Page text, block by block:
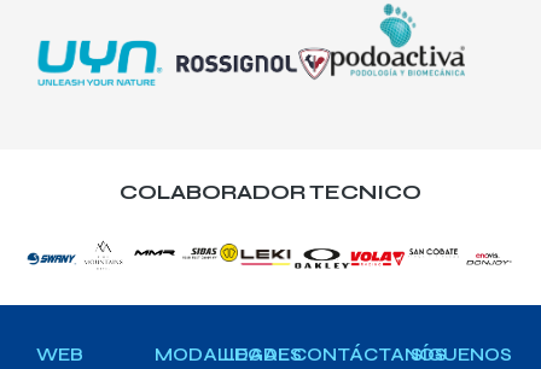
COLABORADOR TECNICO
WEB MODALIDADES
LEGALCONTÁCTANOSSÍGUENOS